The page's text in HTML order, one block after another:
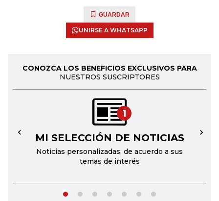
GUARDAR
UNIRSE A WHATSAPP
CONOZCA LOS BENEFICIOS EXCLUSIVOS PARA
NUESTROS SUSCRIPTORES
1
MI SELECCIÓN DE NOTICIAS
Noticias personalizadas, de acuerdo a sus
temas de interés
← →